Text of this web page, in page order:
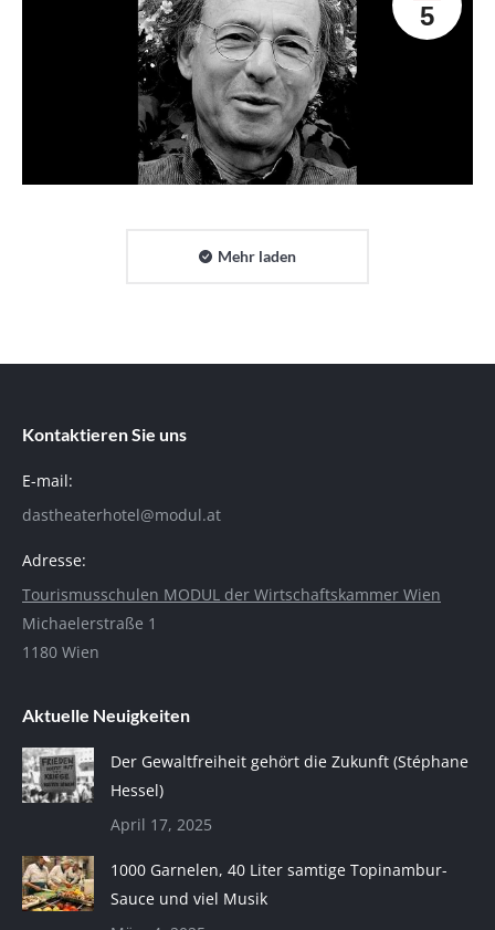
5
Mehr laden
Kontaktieren Sie uns
E-mail:
dastheaterhotel@modul.at
Adresse:
Tourismusschulen MODUL der Wirtschaftskammer Wien
Michaelerstraße 1
1180 Wien
Aktuelle Neuigkeiten
Der Gewaltfreiheit gehört die Zukunft (Stéphane
Hessel)
April 17, 2025
1000 Garnelen, 40 Liter samtige Topinambur-
Sauce und viel Musik